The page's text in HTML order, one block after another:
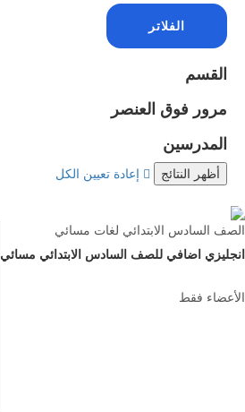
الفلاتر
القسم
مرور فوق العنصر
المدرسين
إعادة تعيين الكل
الصف السادس الابتدائي لغات مسائي
انجليزي اضافي للصف السادس الابتدائي مسائي
الأعضاء فقط